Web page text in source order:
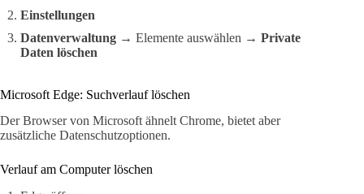
Einstellungen
Datenverwaltung → Elemente auswählen → Private
Daten löschen
Microsoft Edge: Suchverlauf löschen
Der Browser von Microsoft ähnelt Chrome, bietet aber
zusätzliche Datenschutzoptionen.
Verlauf am Computer löschen